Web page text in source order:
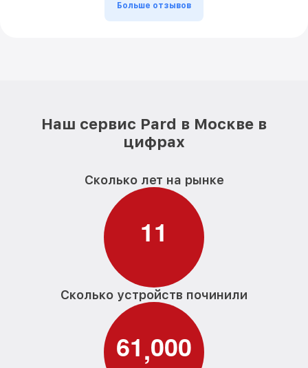
Больше отзывов
Наш сервис Pard в Москве в
цифрах
Сколько лет на рынке
11
Сколько устройств починили
61,000